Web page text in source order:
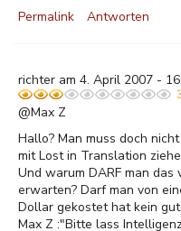
Permalink
Antworten
richter am 4. April 2007 -
@Max Z
Hallo? Man muss doch
mit Lost in Translation
Und warum DARF man
erwarten? Darf man von
Dollar gekostet hat kein
Max Z :"Bitte lass